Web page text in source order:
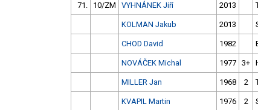
71. 10/ZM VYHNÁNEK Jiří 2013
KOLMAN Jakub 2013
CHOD David 1982
NOVÁČEK Michal 1977 3+
MILLER Jan 1968 2
KVAPIL Martin 1976 2